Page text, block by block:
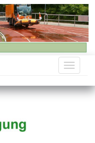
Toggle